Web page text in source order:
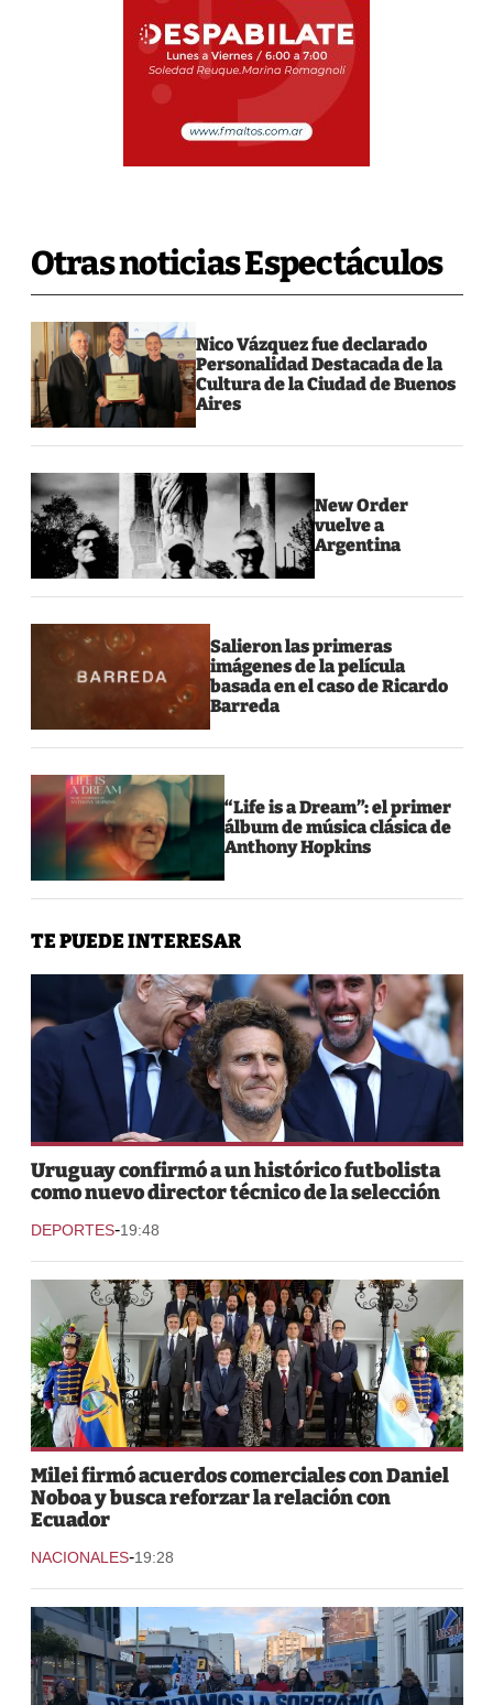
Otras noticias Espectáculos
Nico Vázquez fue declarado
Personalidad Destacada de la
Cultura de la Ciudad de Buenos
Aires
New Order
vuelve a
Argentina
Salieron las primeras
imágenes de la película
basada en el caso de Ricardo
Barreda
“Life is a Dream”: el primer
álbum de música clásica de
Anthony Hopkins
TE PUEDE INTERESAR
Uruguay confirmó a un histórico futbolista
como nuevo director técnico de la selección
DEPORTES-19:48
Milei firmó acuerdos comerciales con Daniel
Noboa y busca reforzar la relación con
Ecuador
NACIONALES-19:28